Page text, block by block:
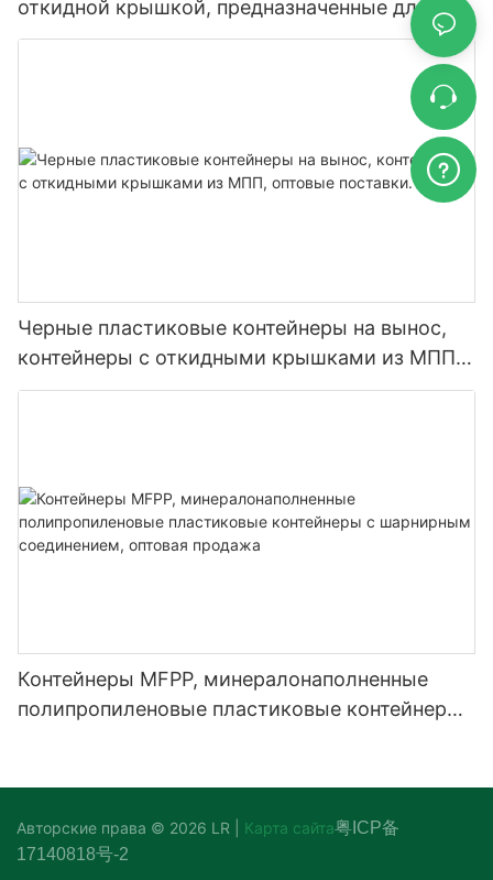
откидной крышкой, предназначенные для
ресторанов.
Черные пластиковые контейнеры на вынос,
контейнеры с откидными крышками из МПП,
оптовые поставки.
Контейнеры MFPP, минералонаполненные
полипропиленовые пластиковые контейнеры
Авторские права © 2026 LR | Карта сайта粤ICP备
17140818号-2